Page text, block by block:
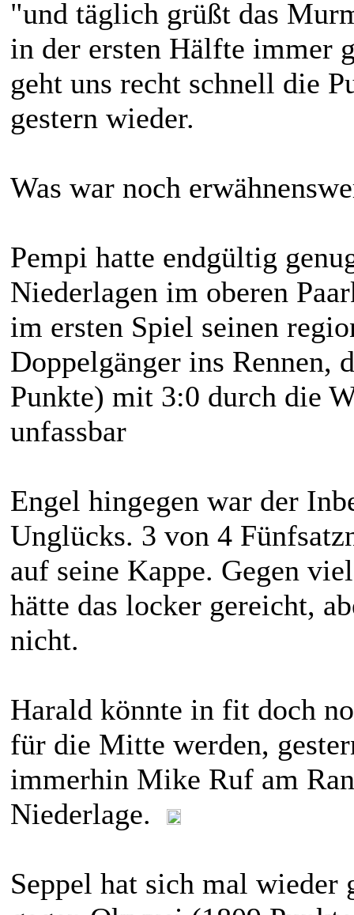
"und täglich grüßt das
in der ersten Hälfte immer
geht uns recht schnell die
gestern wieder.
Was war noch
Pempi hatte endgültig
Niederlagen im oberen
im ersten Spiel seinen
Doppelgänger ins Rennen,
Punkte) mit 3:0 durch die
unfassbar
Engel hingegen war der
Unglücks. 3 von 4
auf seine Kappe. Gegen
hätte das locker gereicht,
nicht.
Harald könnte in fit doch
für die Mitte werden,
immerhin Mike Ruf am
Niederlage.
Seppel hat sich mal wieder